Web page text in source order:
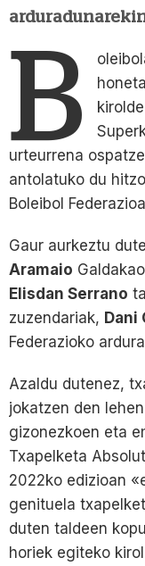
B
urteurrena
antolatuko du
Boleibol
Gaur aurkeztu
Aramaio
Elisdan Serrano
zuzendariak, Dani
Federazioko
Azaldu dutenez,
jokatzen den
gizonezkoen eta
Txapelketa
2022ko edizioan
genituela
duten taldeen
horiek egiteko